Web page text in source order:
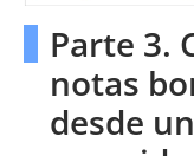
Parte 3.
notas
desde